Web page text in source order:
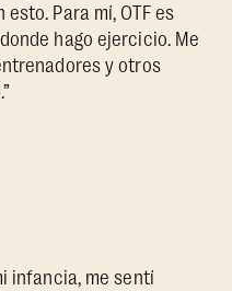
Para mí, OTF es
hago ejercicio. Me
y otros
infancia, me sentí